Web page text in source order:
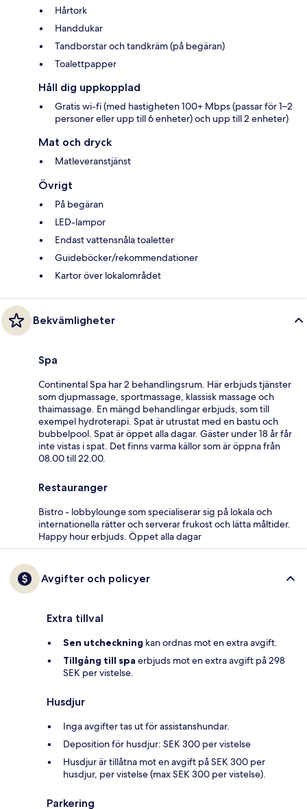
Hårtork
Handdukar
Tandborstar och tandkräm (på begäran)
Toalettpapper
Håll dig uppkopplad
Gratis wi-fi (med hastigheten 100+ Mbps (passar för 1–2
personer eller upp till 6 enheter) och upp till 2 enheter)
Mat och dryck
Matleveranstjänst
Övrigt
På begäran
LED-lampor
Endast vattensnåla toaletter
Guideböcker/rekommendationer
Kartor över lokalområdet
Bekvämligheter
Spa
Continental Spa har 2 behandlingsrum. Här erbjuds tjänster
som djupmassage, sportmassage, klassisk massage och
thaimassage. En mängd behandlingar erbjuds, som till
exempel hydroterapi. Spat är utrustat med en bastu och
bubbelpool. Spat är öppet alla dagar. Gäster under 18 år får
inte vistas i spat. Det finns varma källor som är öppna från
08.00 till 22.00.
Restauranger
Bistro - lobbylounge som specialiserar sig på lokala och
internationella rätter och serverar frukost och lätta måltider.
Happy hour erbjuds. Öppet alla dagar
Avgifter och policyer
Extra tillval
Sen utcheckning kan ordnas mot en extra avgift.
Tillgång till spa erbjuds mot en extra avgift på 298
SEK per vistelse.
Husdjur
Inga avgifter tas ut för assistanshundar.
Deposition för husdjur: SEK 300 per vistelse
Husdjur är tillåtna mot en avgift på SEK 300 per
husdjur, per vistelse (max SEK 300 per vistelse).
Parkering